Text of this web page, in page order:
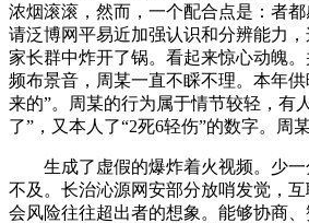
浓烟滚滚，然而，一个配合点是：者都
请泛博网平易近加强认识和分辨能力
家长群中炸开了锅。看起来惊心动魄
频布景音，周某一直不睬不理。本年
来的”。周某的行为属于情节较轻，有
了”，又本人了“2死6轻伤”的数字。周
生成了虚假的爆炸着火视频。少一
不及。长治沁源网安部分放哨发觉，
会风险往往超出者的想象。能够协商